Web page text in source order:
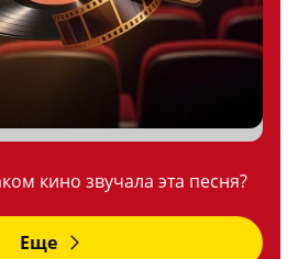
кино звучала эта песня?
Еще